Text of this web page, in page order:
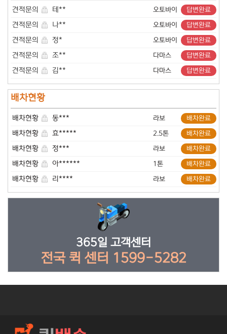
견적문의 테** 오토바이 답변완료
견적문의 나** 오토바이 답변완료
견적문의 정* 오토바이 답변완료
견적문의 조** 다마스 답변완료
견적문의 김** 다마스 답변완료
견적문의 김** 다마스 답변완료
견적문의
견적문의 정** 오토바이 답변완료
배차현황
배차현황 아****** 1톤 배차완료
배차현황 리**** 라보 배차완료
배차현황 데**** 다마스 배차완료
배차현황 혼******* 1톤 배차완료
배차현황 삼*** 4.5톤 배차완료
배차현황 제** 라보 배차완료
배차현황
배차현황 동*** 라보 배차완료
배차현황 효***** 2.5톤 배차완료
배차현황 정*** 라보 배차완료
배차현황 아****** 1톤 배차완료
배차현황 리**** 라보 배차완료
배차현황 데**** 다마스 배차완료
365일 고객센터
전국 퀵 센터 1599-5282